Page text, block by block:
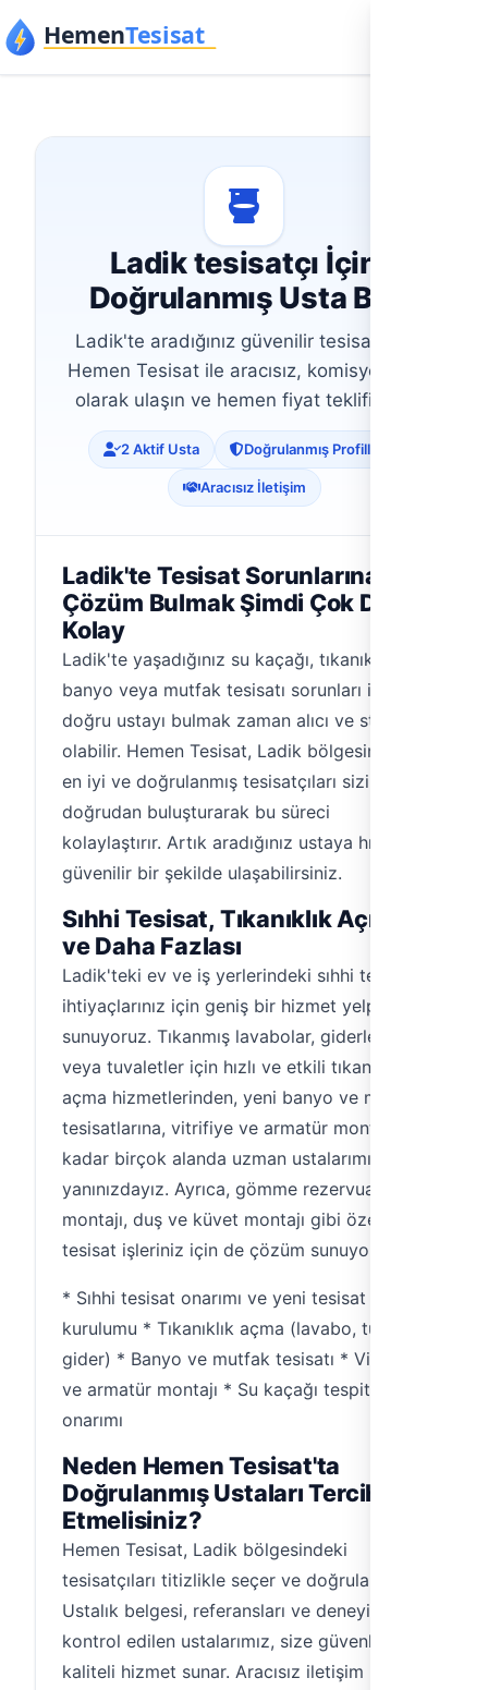
İçeriğe geç
Ladik tesisatçı İçin
Doğrulanmış Usta Bul
Ladik'te aradığınız güvenilir tesisatçıya
Hemen Tesisat ile aracısız, komisyonsuz
olarak ulaşın ve hemen fiyat teklifi alın.
2 Aktif Usta Doğrulanmış Profiller
Aracısız İletişim
Ladik'te Tesisat Sorunlarına
Çözüm Bulmak Şimdi Çok Daha
Kolay
Ladik'te yaşadığınız su kaçağı, tıkanıklık,
banyo veya mutfak tesisatı sorunları için
doğru ustayı bulmak zaman alıcı ve stresli
olabilir. Hemen Tesisat, Ladik bölgesindeki
en iyi ve doğrulanmış tesisatçıları sizinle
doğrudan buluşturarak bu süreci
kolaylaştırır. Artık aradığınız ustaya hızlı ve
güvenilir bir şekilde ulaşabilirsiniz.
Sıhhi Tesisat, Tıkanıklık Açma
ve Daha Fazlası
Ladik'teki ev ve iş yerlerindeki sıhhi tesisat
ihtiyaçlarınız için geniş bir hizmet yelpazesi
sunuyoruz. Tıkanmış lavabolar, giderler
veya tuvaletler için hızlı ve etkili tıkanıklık
açma hizmetlerinden, yeni banyo ve mutfak
tesisatlarına, vitrifiye ve armatür montajına
kadar birçok alanda uzman ustalarımızla
yanınızdayız. Ayrıca, gömme rezervuar
montajı, duş ve küvet montajı gibi özel
tesisat işleriniz için de çözüm sunuyoruz.
* Sıhhi tesisat onarımı ve yeni tesisat
kurulumu * Tıkanıklık açma (lavabo, tuvalet,
gider) * Banyo ve mutfak tesisatı * Vitrifiye
ve armatür montajı * Su kaçağı tespiti ve
onarımı
Neden Hemen Tesisat'ta
Doğrulanmış Ustaları Tercih
Etmelisiniz?
Hemen Tesisat, Ladik bölgesindeki
tesisatçıları titizlikle seçer ve doğrular.
Ustalık belgesi, referansları ve deneyimi
kontrol edilen ustalarımız, size güvenli ve
kaliteli hizmet sunar. Aracısız iletişim